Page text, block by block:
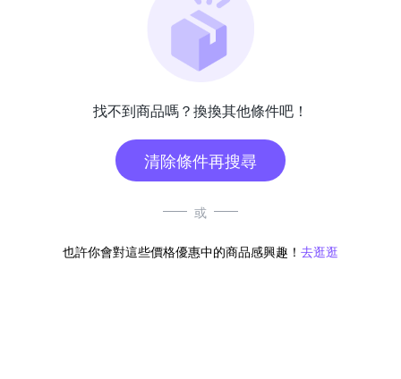
找不到商品嗎？換換其他條件吧！
清除條件再搜尋
或
也許你會對這些價格優惠中的商品感興趣！ 去逛逛